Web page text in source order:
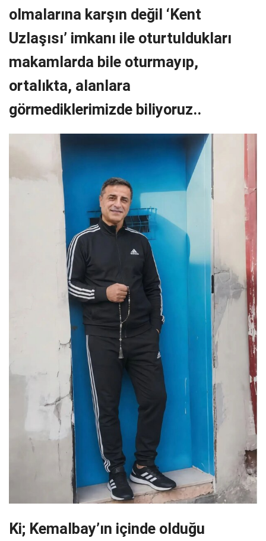
olmalarına karşın değil ‘Kent
Uzlaşısı’ imkanı ile oturtuldukları
makamlarda bile oturmayıp,
ortalıkta, alanlara
görmediklerimizde biliyoruz..
Ki; Kemalbay’ın içinde olduğu